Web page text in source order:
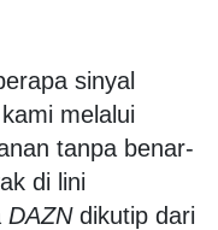
sinyal
melalui
tanpa benar-
di lini
DAZNdikutip dari